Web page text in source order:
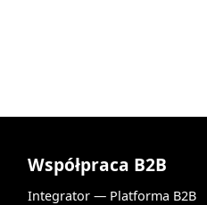
Współpraca B2B
Integrator — Platforma B2B